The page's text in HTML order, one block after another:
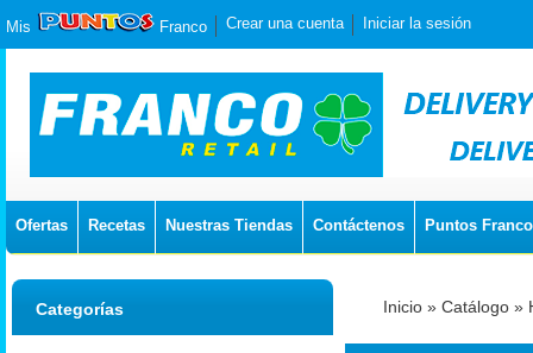
Mis Franco Crear una cuenta Iniciar la sesión
Ofertas Recetas Nuestras Tiendas Contáctenos Puntos Franco
Inicio » Catálogo »
Categorías